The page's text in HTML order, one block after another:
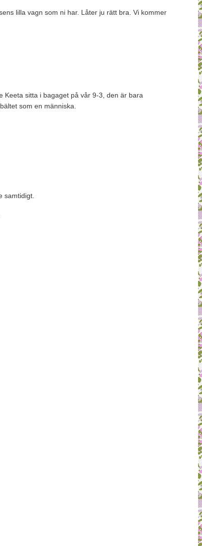
lilla vagn som ni har. Låter ju rätt bra. Vi kommer
Keeta sitta i bagaget på vår 9-3, den är bara
som en människa.
samtidigt.